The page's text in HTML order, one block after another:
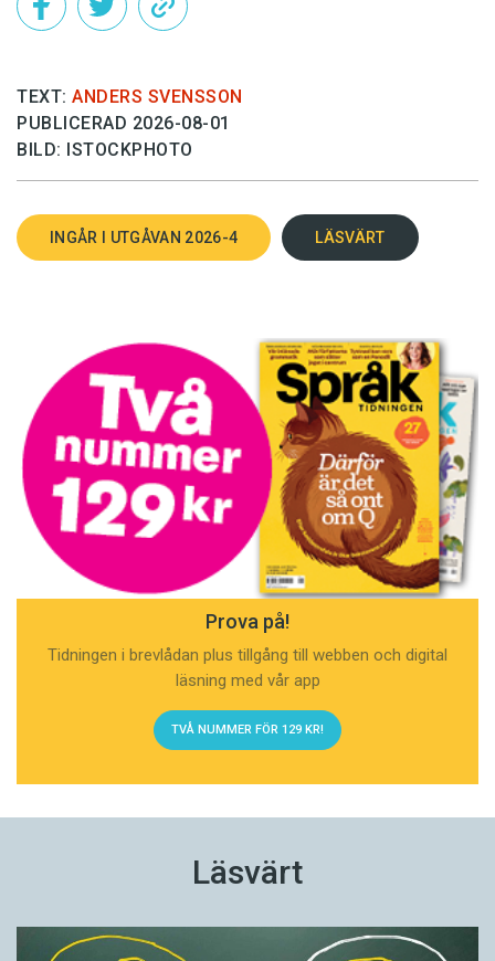
TEXT: ANDERS SVENSSON
PUBLICERAD 2026-08-01
BILD: ISTOCKPHOTO
INGÅR I UTGÅVAN 2026-4 LÄSVÄRT
Prova på!
Tidningen i brevlådan plus tillgång till webben och digital
läsning med vår app
TVÅ NUMMER FÖR 129 KR!
Läsvärt